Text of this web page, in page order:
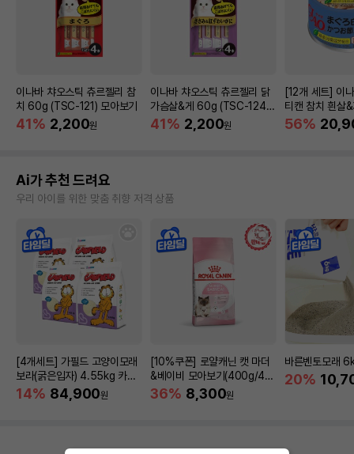
이나바 챠오스틱 츄르젤리 참
치 60g (TSC-121) 모아보기
41% 2,200원
이나바 챠오스틱 츄르젤리 닭
가슴살&게 60g (TSC-124)
모아보기
41% 2,200원
[12개 세트] 이
티캔 참치 흰살
5g
56%
Ai가 추천 드려요
우리 아이를 위한 맞춤 취향 저격 상품
[4개세트] 가필드 고양이모래
보라(굵은입자) 4.55kg 카사
바모래
14% 84,900원
[10%쿠폰] 로얄캐닌 캣 마더
&베이비 모아보기(400g/4/1
0kg)
36% 8,300원
바른벤토모래
20%